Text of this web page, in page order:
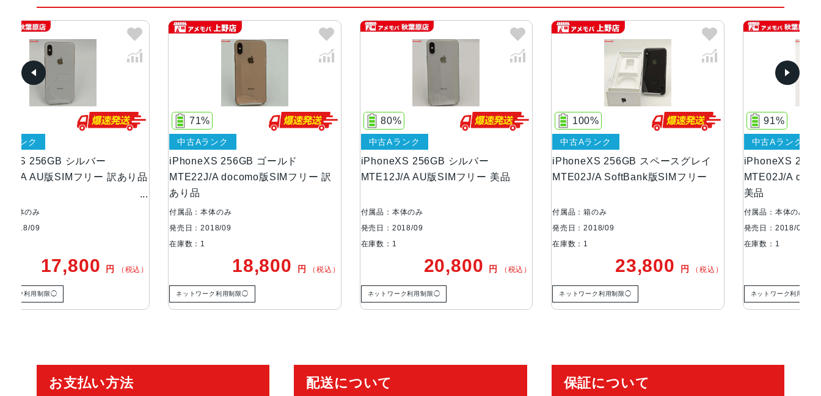
カラー スペースグレイ、シルバー、ゴールド
容量 64GB、256GB、512GB
液晶 5.8インチ, 2436×1125 対応の有機ELディスプレイを採用
1,200万画素
RAM 4GB
FaceID
2018年9月21日
iPhoneXS 256GB ゴールド
MTE22J/A docomo版SIMフリー 訳
71%
18,800
ネットワーク利用制限◯
iPhoneXS 256GB シルバー
MTE12J/A AU版SIMフリー 美品
80%
20,800
ネットワーク利用制限◯
iPhoneXS 256GB スペースグレイ
MTE02J/A SoftBank版SIMフリー
100%
23,800
ネットワーク利用制限◯
iPhoneXS 256GB スペースグレイ
MTE02J/A docomo版SIMフリー 極
91%
24,800
ネットワーク利用制限◯
お支払い方法 配送について 保証について